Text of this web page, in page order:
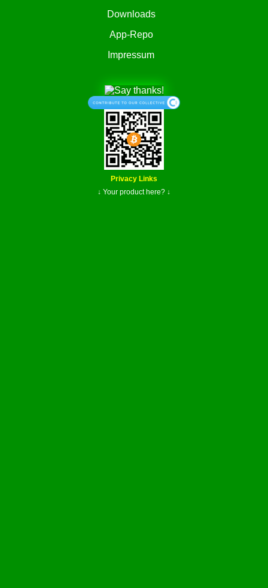
Downloads
App-Repo
Impressum
Privacy Links
↓ Your product here? ↓